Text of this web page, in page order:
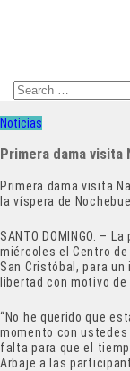
Search
for:
Noticias
Primera dama visita
Primera dama visita
la víspera de
SANTO DOMINGO. –
miércoles el Centro
San Cristóbal, para
libertad con motivo
“No he querido que
momento con
falta para que el
Arbaje a las